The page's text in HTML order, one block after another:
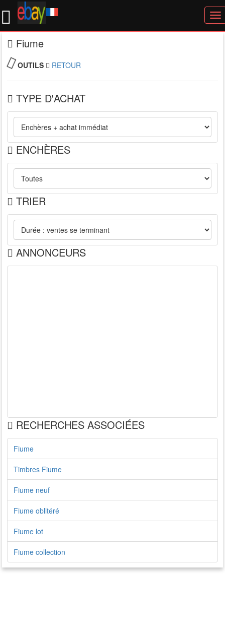
Fiume
OUTILS RETOUR
TYPE D'ACHAT
ENCHÈRES
TRIER
ANNONCEURS
RECHERCHES ASSOCIÉES
Fiume
Timbres Fiume
Fiume neuf
Fiume oblitéré
Fiume lot
Fiume collection